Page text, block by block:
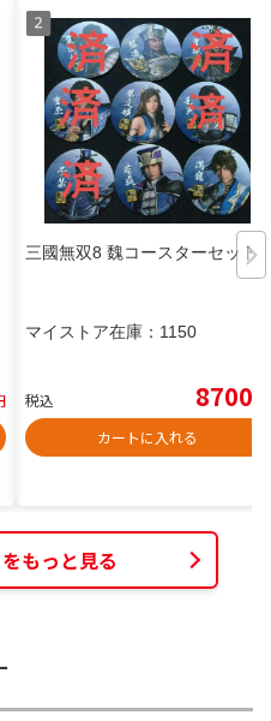
三國無双8 魏コースターセット
マイストア在庫： 1150
税込 8700
カートに入れる
もっと見る